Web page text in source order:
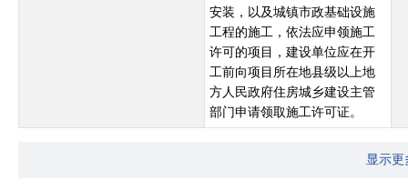
安装，以及城镇市政基础设施
工程的施工，依法应申领施工
许可的项目，建设单位应在开
工前向项目所在地县级以上地
方人民政府住房城乡建设主管
部门申请领取施工许可证。
显示更